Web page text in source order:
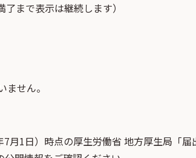
まで表示は継続します）
せん。
7月1日）時点の厚生労働省 地方厚生局「届